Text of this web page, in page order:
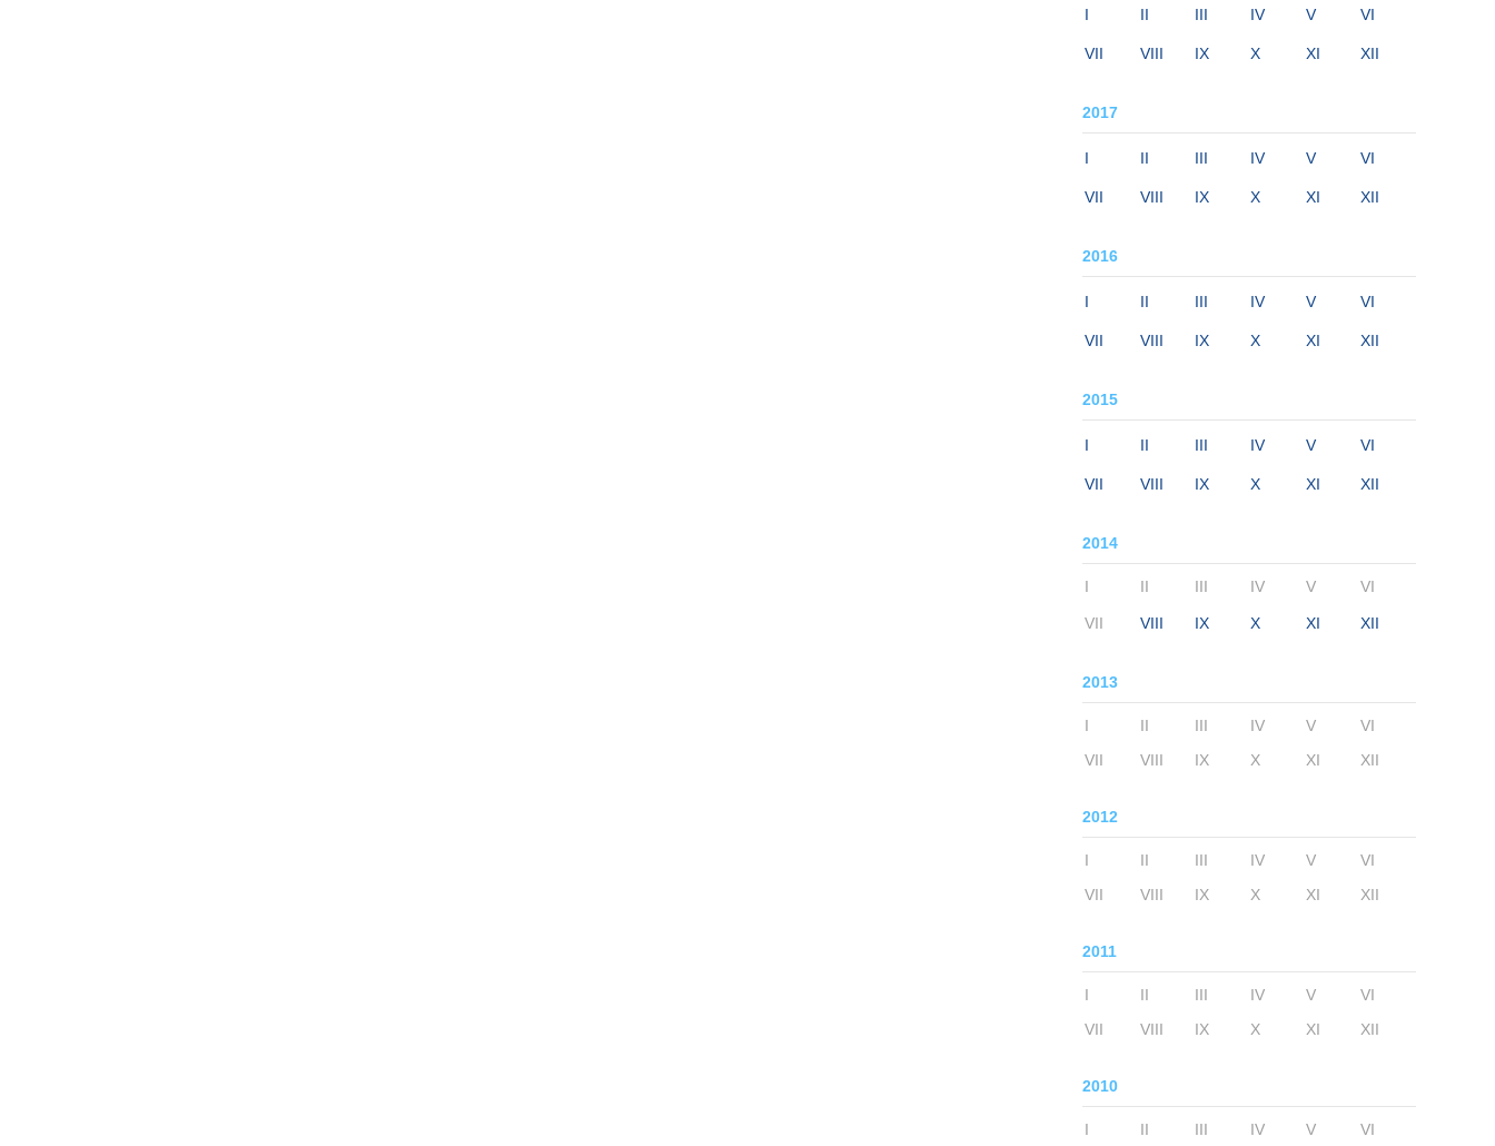
I II III IV V VI
VII VIII IX X XI XII
2017
I II III IV V VI
VII VIII IX X XI XII
2016
I II III IV V VI
VII VIII IX X XI XII
2015
I II III IV V VI
VII VIII IX X XI XII
2014
I II III IV V VI
VII VIII IX X XI XII
2013
I II III IV V
VI
VII
VIII IX X XI XII
2012
I II III IV V
VI
VII
VIII IX X XI XII
2011
I II III IV V
VI
VII
VIII IX X XI XII
2010
I II III IV V
VI